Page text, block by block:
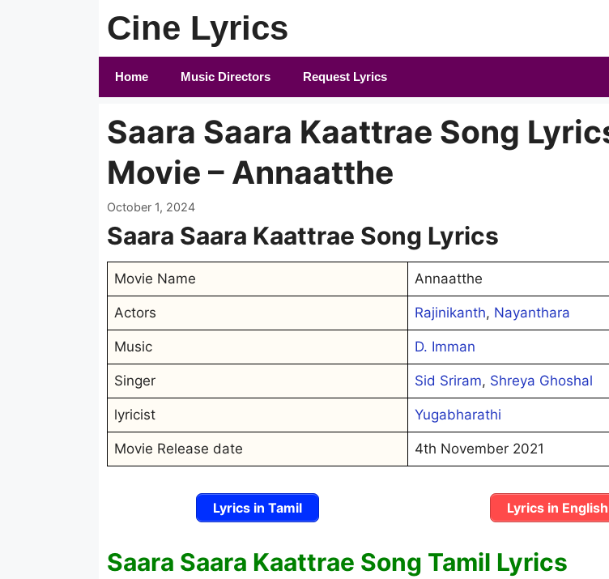
Cine Lyrics
Home Music Directors Request Lyrics
Saara Saara Kaattrae Song
Movie – Annaatthe
October 1, 2024
Saara Saara Kaattrae Song Lyrics
Movie Name Annaatthe
Actors Rajinikanth, Nayanthara
Music D. Imman
Singer Sid Sriram, Shreya Ghoshal
lyricist Yugabharathi
Movie Release date 4th November 2021
Lyrics in Tamil Lyrics in English
Saara Saara Kaattrae Song Tamil Lyrics